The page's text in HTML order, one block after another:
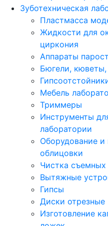
Зуботехническая
Пластмасса
Жидкости для
циркония
Аппараты
Бюгели,
Мебель
Триммеры
Инструменты
лаборатории
Оборудование
облицовки
Чистка съемных
Вытяжные
Гипсы
Диски отрезные
Изготовление